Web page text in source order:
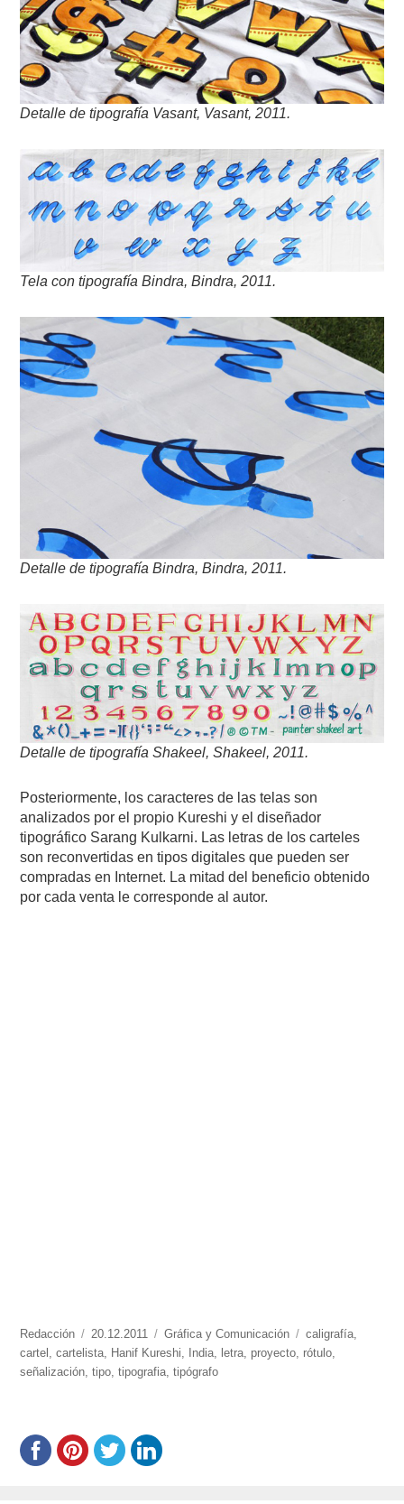
Detalle de tipografía Vasant, Vasant, 2011.
Tela con tipografía Bindra, Bindra, 2011.
Detalle de tipografía Bindra, Bindra, 2011.
Detalle de tipografía Shakeel, Shakeel, 2011.
Posteriormente, los caracteres de las telas son
analizados por el propio Kureshi y el diseñador
tipográfico Sarang Kulkarni. Las letras de los carteles
son reconvertidas en tipos digitales que pueden ser
compradas en Internet. La mitad del beneficio obtenido
por cada venta le corresponde al autor.
https://www.experimenta.es/author/redaccion/
Redacción
Publicado
el
20.12.2011 Categorías
Gráfica y Comunicación Etiquetas
caligrafía,
cartel ,cartelista, Hanif Kureshi, India, letra, proyecto, rótulo,
señalización,tipo,tipografia,tipógrafo